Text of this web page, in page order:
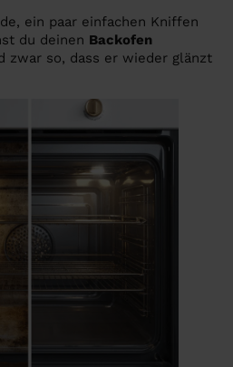
ein paar einfachen Kniffen
du deinen Backofen
zwar so, dass er wieder glänzt